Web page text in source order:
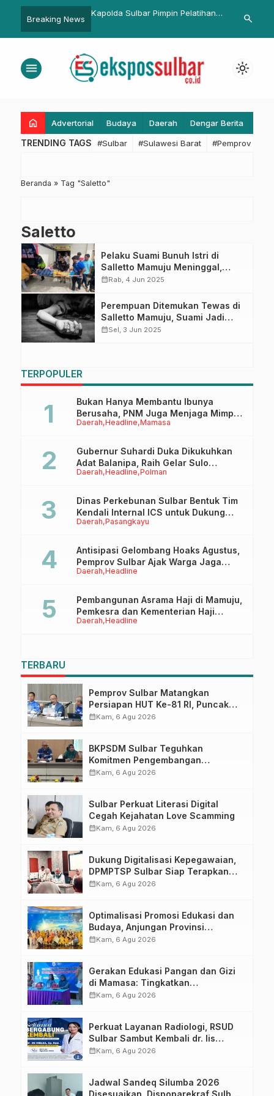
Breaking News
Diaspora Jawa
Kapolda Sulbar Pimpin Pelatihan
Tekan Kriminalitas, Ciptakan
Jelang
Tingkatkan
search
menu light_mode
home Advertorial Budaya Daerah Dengar Berita
TRENDING TAGS #Sulbar #Sulawesi Barat #Pemprov
Beranda » Tag "Saletto"
Saletto
Pelaku Suami Bunuh Istri di
Salletto Mamuju Meninggal,
Diduga Karena Minum Racun, Ini
calendar_monthRab, 4 Jun 2025
Perempuan Ditemukan Tewas di
Salletto Mamuju, Suami Jadi
Tersangka Pembunuhan
calendar_monthSel, 3 Jun 2025
TERPOPULER
Daerah Headline Mamasa
Bukan Hanya Membantu Ibunya
Berusaha, PNM Juga Menjaga Mimpi
Anaknya Untuk Menggapai Cita-Cita
Daerah Headline Polman
Gubernur Suhardi Duka Dikukuhkan
Adat Balanipa, Raih Gelar Sulo
Tappidena
Daerah Pasangkayu
Dinas Perkebunan Sulbar Bentuk Tim
Kendali Internal ICS untuk Dukung
Sertifikasi ISPO Pekebun di
Daerah Headline
Antisipasi Gelombang Hoaks Agustus,
Pemprov Sulbar Ajak Warga Jaga
Ruang Digital
Daerah Headline
Pembangunan Asrama Haji di Mamuju,
Pemkesra dan Kementerian Haji
Sulbar Tinjau Lokasi
TERBARU
Pemprov Sulbar Matangkan
Persiapan HUT Ke-81 RI, Puncak
Upacara di Lapangan Ahmad
calendar_monthKam, 6 Agu 2026
BKPSDM Sulbar Teguhkan
Komitmen Pengembangan
Kompetensi ASN melalui
calendar_monthKam, 6 Agu 2026
Sulbar Perkuat Literasi Digital
Cegah Kejahatan Love Scamming
calendar_monthKam, 6 Agu 2026
Dukung Digitalisasi Kepegawaian,
DPMPTSP Sulbar Siap Terapkan
Aplikasi FLEKSI ASN
calendar_monthKam, 6 Agu 2026
Optimalisasi Promosi Edukasi dan
Budaya, Anjungan Provinsi
Sulawesi Barat Perkuat Kolaborasi
calendar_monthKam, 6 Agu 2026
Gerakan Edukasi Pangan dan Gizi
di Mamasa: Tingkatkan
Pengetahuan dan Keterampilan
calendar_monthKam, 6 Agu 2026
Perkuat Layanan Radiologi, RSUD
Sulbar Sambut Kembali dr. Iis
Imelda, Sp.Rad
calendar_monthKam, 6 Agu 2026
Jadwal Sandeq Silumba 2026
Disesuaikan, Dispoparekraf Sulbar